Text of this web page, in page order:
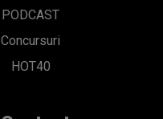
PODCAST
Concursuri
HOT40